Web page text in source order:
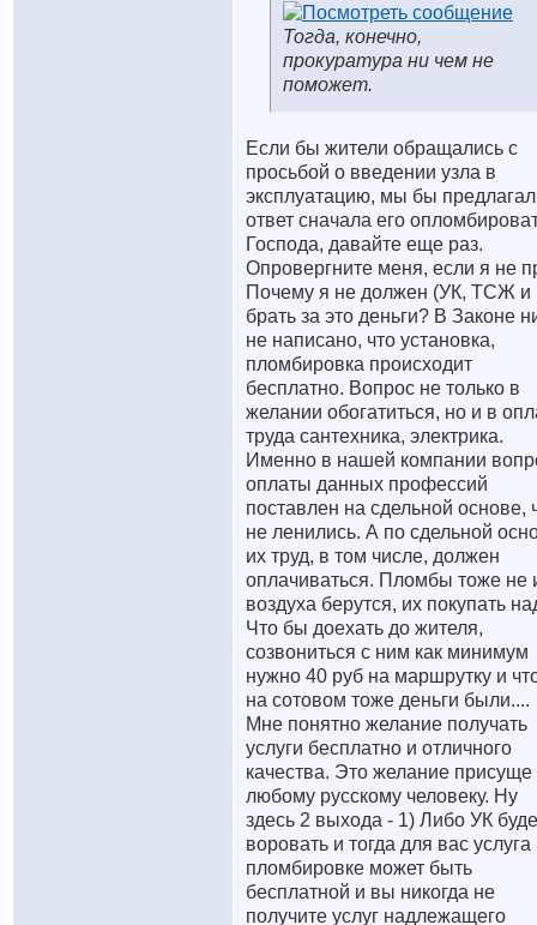
Тогда, конечно,
прокуратура ни чем не
поможет.
Если бы жители обращались с
просьбой о введении узла в
эксплуатацию, мы бы
ответ сначала его
Господа, давайте еще раз.
Опровергните меня, если я не
Почему я не должен (УК, ТСЖ и
брать за это деньги? В Законе
не написано, что установка,
пломбировка происходит
бесплатно. Вопрос не только в
желании обогатиться, но и в
труда сантехника, электрика.
Именно в нашей компании
оплаты данных профессий
поставлен на сдельной основе,
не ленились. А по сдельной
их труд, в том числе, должен
оплачиваться. Пломбы тоже не
воздуха берутся, их покупать
Что бы доехать до жителя,
созвониться с ним как минимум
нужно 40 руб на маршрутку и
на сотовом тоже деньги были....
Мне понятно желание получать
услуги бесплатно и отличного
качества. Это желание присуще
любому русскому человеку. Ну
здесь 2 выхода - 1) Либо УК
воровать и тогда для вас услуга
пломбировке может быть
бесплатной и вы никогда не
получите услуг надлежащего